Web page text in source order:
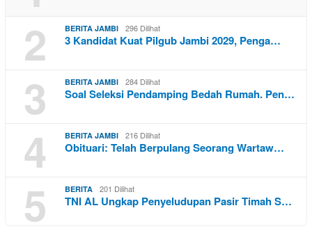
2 BERITA JAMBI 296 Dilihat
3 Kandidat Kuat Pilgub Jambi 2029, Penga…
3 BERITA JAMBI 284 Dilihat
Soal Seleksi Pendamping Bedah Rumah. Pen…
4 BERITA JAMBI 216 Dilihat
Obituari: Telah Berpulang Seorang Wartaw…
5 BERITA 201 Dilihat
TNI AL Ungkap Penyeludupan Pasir Timah S…